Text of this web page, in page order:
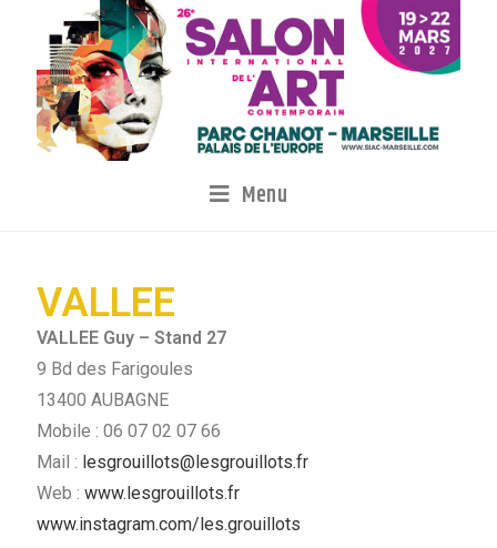
Menu
VALLEE
VALLEE Guy – Stand 27
9 Bd des Farigoules
13400 AUBAGNE
Mobile : 06 07 02 07 66
Mail : lesgrouillots@lesgrouillots.fr
Web :www.lesgrouillots.fr
www.instagram.com/les.grouillots